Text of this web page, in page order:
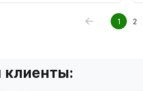
1 2
клиенты: